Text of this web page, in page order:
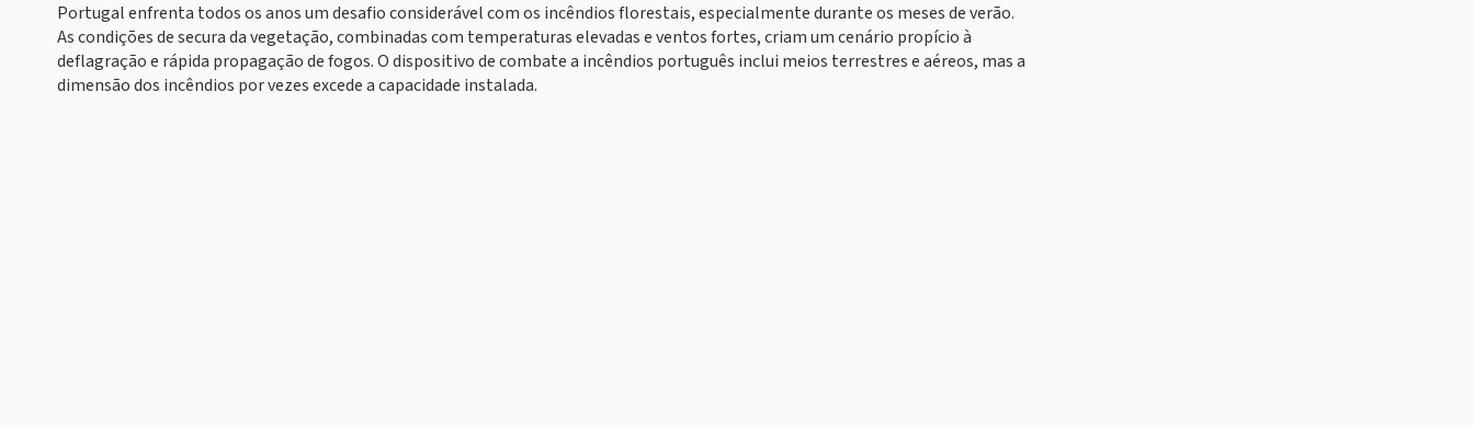
Portugal enfrenta todos os anos um desafio considerável com os incêndios florestais, especialmente durante os meses de verão.
As condições de secura da vegetação, combinadas com temperaturas elevadas e ventos fortes, criam um cenário propício à
deflagração e rápida propagação de fogos. O dispositivo de combate a incêndios português inclui meios terrestres e aéreos, mas a
dimensão dos incêndios por vezes excede a capacidade instalada.